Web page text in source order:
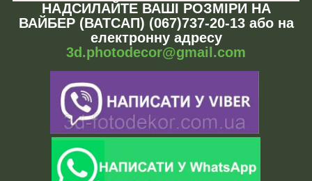
НАДСИЛАЙТЕ ВАШІ РОЗМІРИ НА
ВАЙБЕР (ВАТСАП) (067)737-20-13 або на
електронну адресу
3d.photodecor@gmail.com